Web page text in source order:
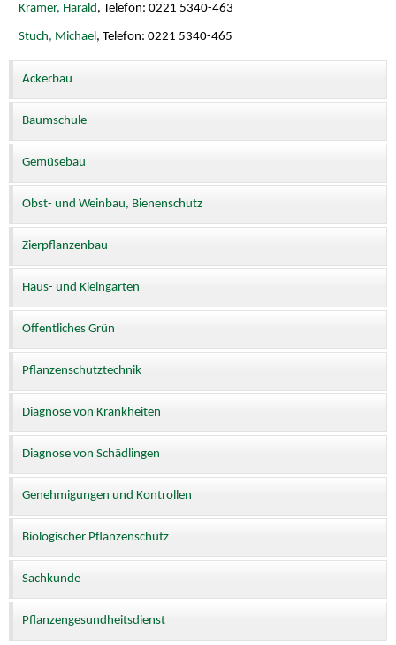
Kramer, Harald, Telefon: 0221 5340-463
Stuch, Michael , Telefon: 0221 5340-465
Ackerbau
Baumschule
Gemüsebau
Obst- und Weinbau, Bienenschutz
Zierpflanzenbau
Haus- und Kleingarten
Öffentliches Grün
Pflanzenschutztechnik
Diagnose von Krankheiten
Diagnose von Schädlingen
Genehmigungen und Kontrollen
Biologischer Pflanzenschutz
Sachkunde
Pflanzengesundheitsdienst